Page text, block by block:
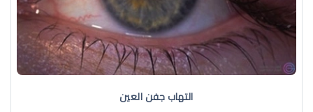
التهاب جفن العين